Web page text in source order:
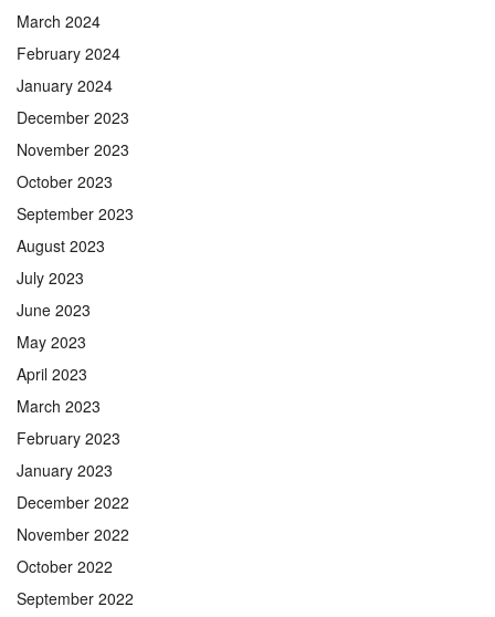
March 2024
February 2024
January 2024
December 2023
November 2023
October 2023
September 2023
August 2023
July 2023
June 2023
May 2023
April 2023
March 2023
February 2023
January 2023
December 2022
November 2022
October 2022
September 2022